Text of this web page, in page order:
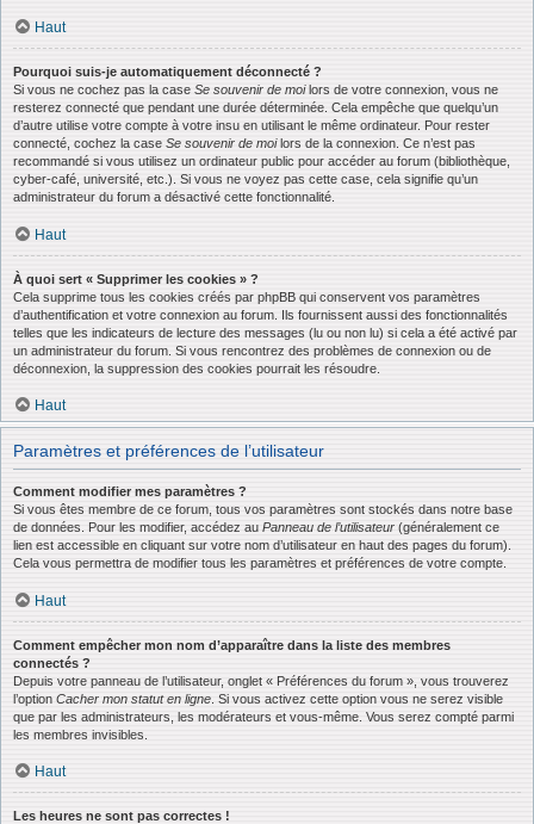
Haut
Pourquoi suis-je automatiquement déconnecté ?
Si vous ne cochez pas la case Se souvenir de moilors de votre connexion, vous ne
resterez connecté que pendant une durée déterminée. Cela empêche que quelqu’un
d’autre utilise votre compte à votre insu en utilisant le même ordinateur. Pour rester
connecté, cochez la case Se souvenir de moilors de la connexion. Ce n’est pas
recommandé si vous utilisez un ordinateur public pour accéder au forum (bibliothèque,
cyber-café, université, etc.). Si vous ne voyez pas cette case, cela signifie qu’un
administrateur du forum a désactivé cette fonctionnalité.
Haut
À quoi sert « Supprimer les cookies » ?
Cela supprime tous les cookies créés par phpBB qui conservent vos paramètres
d’authentification et votre connexion au forum. Ils fournissent aussi des fonctionnalités
telles que les indicateurs de lecture des messages (lu ou non lu) si cela a été activé par
un administrateur du forum. Si vous rencontrez des problèmes de connexion ou de
déconnexion, la suppression des cookies pourrait les résoudre.
Haut
Paramètres et préférences de l’utilisateur
Comment modifier mes paramètres ?
Si vous êtes membre de ce forum, tous vos paramètres sont stockés dans notre base
de données. Pour les modifier, accédez au Panneau de l’utilisateur (généralement ce
lien est accessible en cliquant sur votre nom d’utilisateur en haut des pages du forum).
Cela vous permettra de modifier tous les paramètres et préférences de votre compte.
Haut
Comment empêcher mon nom d’apparaître dans la liste des membres
connectés ?
Depuis votre panneau de l’utilisateur, onglet « Préférences du forum », vous trouverez
l’option Cacher mon statut en ligne . Si vous activez cette option vous ne serez visible
que par les administrateurs, les modérateurs et vous-même. Vous serez compté parmi
les membres invisibles.
Haut
Les heures ne sont pas correctes !